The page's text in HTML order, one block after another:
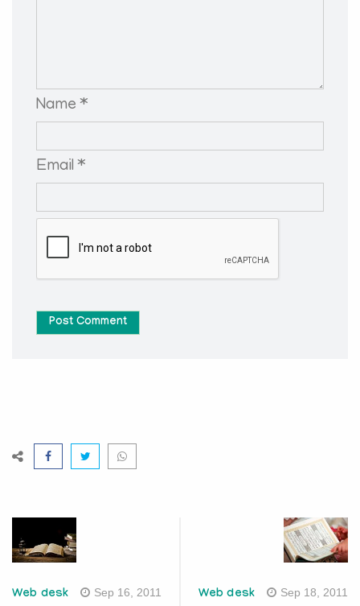
Name *
Email *
Post Comment
Web desk Sep 16, 2011 Web desk Sep 18, 2011